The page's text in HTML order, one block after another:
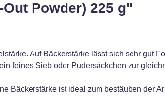
Powder) 225 g"
Auf Bäckerstärke lässt sich sehr gut
feines Sieb oder Pudersäckchen zur
Bäckerstärke ist ideal zum bestäuben der